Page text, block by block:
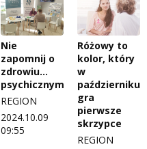
Nie
zapomnij o
zdrowiu…
psychicznym!
REGION
2024.10.09
09:55
Różowy to
kolor, który
w
październiku
gra
pierwsze
skrzypce
REGION